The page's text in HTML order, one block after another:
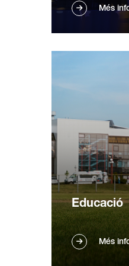
netejarMés
Educació
Actualitzeu
universitats.
Més